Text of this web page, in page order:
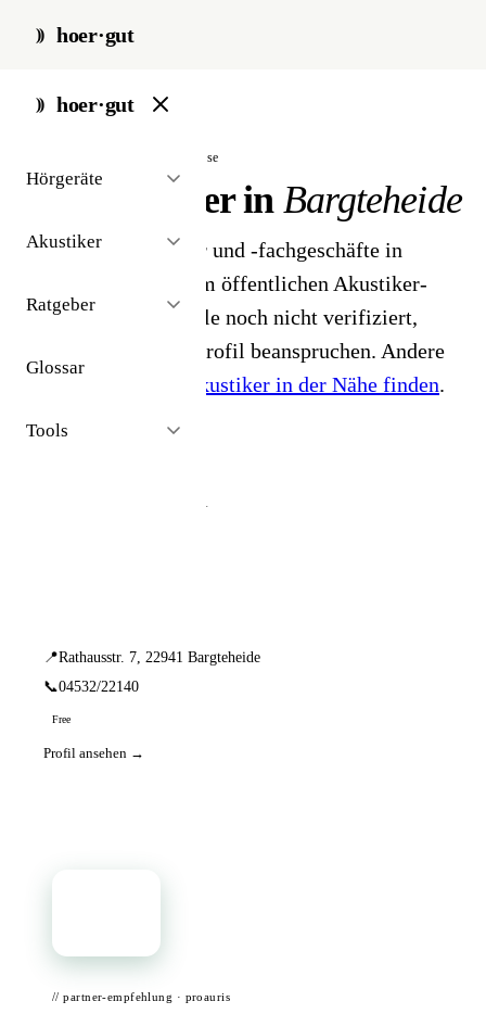
hoer·gut
hoer·gut
Hörgeräte
Akustiker
Ratgeber
Glossar
Tools
start / akustiker / bargteheide
// stadt · bargteheide · 1 ergebnisse
Hörakustiker in Bargteheide
1 Hörgeräteakustiker und -fachgeschäfte in
Bargteheide. Aus dem öffentlichen Akustiker-
Bestand 2026 - Profile noch nicht verifiziert,
Inhaber können ihr Profil beanspruchen. Andere
Hörakustiker in der Nähe finden.
📍Rathausstr. 7, 22941 Bargteheide
📞04532/22140
Free
Profil ansehen →
// partner-empfehlung · proauris